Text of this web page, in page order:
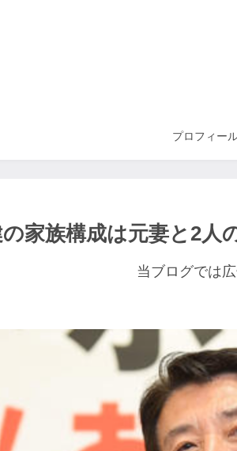
プロフィー
家族構成は元妻と2人
当ブログでは